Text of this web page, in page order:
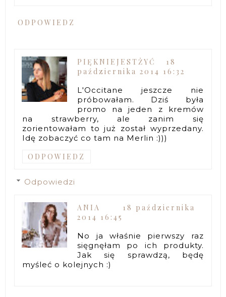
ODPOWIEDZ
PIĘKNIEJESTŻYĆ
18
października 2014 16:32
L'Occitane jeszcze nie
próbowałam. Dziś była
promo na jeden z kremów
na strawberry, ale zanim się
zorientowałam to już został wyprzedany.
Idę zobaczyć co tam na Merlin :)))
ODPOWIEDZ
Odpowiedzi
ANIA
18 października
2014 16:45
No ja właśnie pierwszy raz
sięgnęłam po ich produkty.
Jak się sprawdzą, będę
myśleć o kolejnych :)